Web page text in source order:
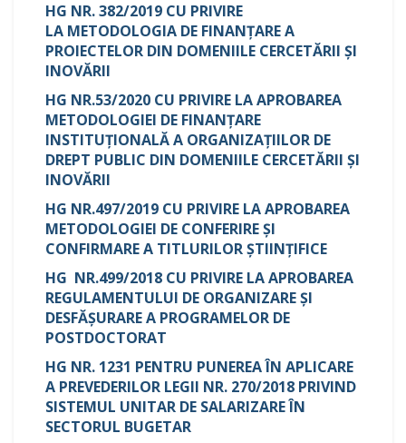
HG NR. 382/2019 CU PRIVIRE
LA METODOLOGIA DE FINANȚARE A
PROIECTELOR DIN DOMENIILE CERCETĂRII ȘI
INOVĂRII
HG NR.53/2020 CU PRIVIRE LA APROBAREA
METODOLOGIEI DE FINANȚARE
INSTITUȚIONALĂ A ORGANIZAȚIILOR DE
DREPT PUBLIC DIN DOMENIILE CERCETĂRII ȘI
INOVĂRII
HG NR.497/2019 СU PRIVIRE LA APROBAREA
METODOLOGIEI DE CONFERIRE ȘI
CONFIRMARE A TITLURILOR ȘTIINȚIFICE
HG NR.499/2018 CU PRIVIRE LA APROBAREA
REGULAMENTULUI DE ORGANIZARE ȘI
DESFĂȘURARE A PROGRAMELOR DE
POSTDOCTORAT
HG NR. 1231 PENTRU PUNEREA ÎN APLICARE
A PREVEDERILOR LEGII NR. 270/2018 PRIVIND
SISTEMUL UNITAR DE SALARIZARE ÎN
SECTORUL BUGETAR